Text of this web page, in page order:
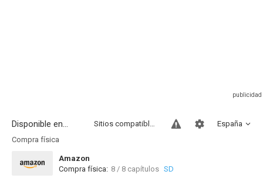
Disponible en... España
Sitios compatibles
Compra física
Amazon
Compra física: 8 / 8 capítulos SD